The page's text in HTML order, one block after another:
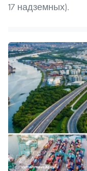
17 надземных).